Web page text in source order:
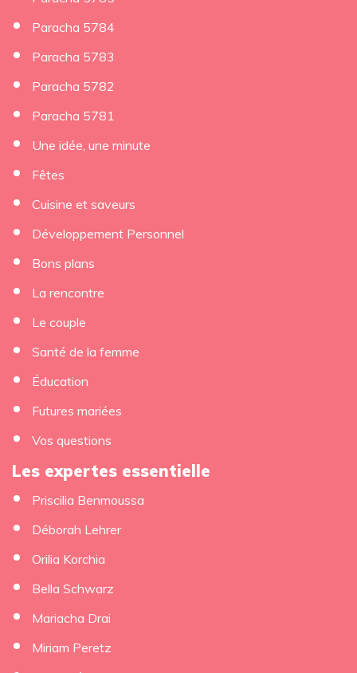
Paracha 5784
Paracha 5783
Paracha 5782
Paracha 5781
Une idée, une minute
Fêtes
Cuisine et saveurs
Développement Personnel
Bons plans
La rencontre
Le couple
Santé de la femme
Éducation
Futures mariées
Vos questions
Les expertes essentielle
Priscilia Benmoussa
Déborah Lehrer
Orilia Korchia
Bella Schwarz
Mariacha Drai
Miriam Peretz